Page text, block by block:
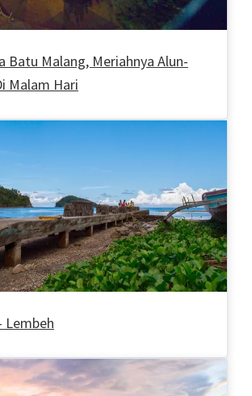
Batu Malang, Meriahnya Alun-
Malam Hari
Lembeh